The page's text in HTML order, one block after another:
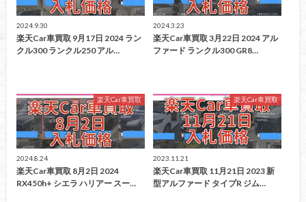
2024.9.30
楽天Car車買取 9月17日 2024 ラン
クル300 ランクル250 アル…
2024.3.23
楽天Car車買取 3月22日 2024 アル
ファード ランクル300 GR8…
楽天Car車買取
2024.8.24
楽天Car車買取 8月2日 2024
RX450h+ シエラ ハリアー スー…
楽天Car車買取
2023.11.21
楽天Car車買取 11月21日 2023 新
型アルファード タイプR ジム…